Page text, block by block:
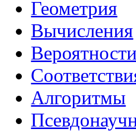
Геометрия
Вычисления
Вероятности
Алгоритмы